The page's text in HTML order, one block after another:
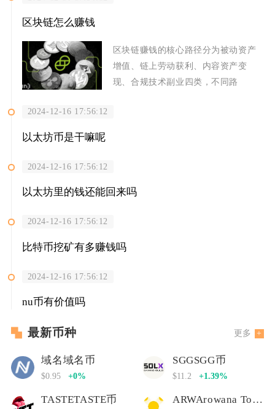
区块链怎么赚钱
区块链赚钱的核心路径分为被动资产
增值、链上劳动获利、内容资产变
现、合规技术副业四类，不同路
2024-12-16 17:56:12
以太坊币是干嘛呢
2024-12-16 17:56:12
以太坊里的钱还能回来吗
2024-12-16 17:56:12
比特币挖矿有多赚钱吗
2024-12-16 17:56:12
nu币有价值吗
最新币种 更多
域名域名币
$0.95 +0%
SGGSGG币
$11.2 +1.39%
TASTETASTE币 ARWArowana Token